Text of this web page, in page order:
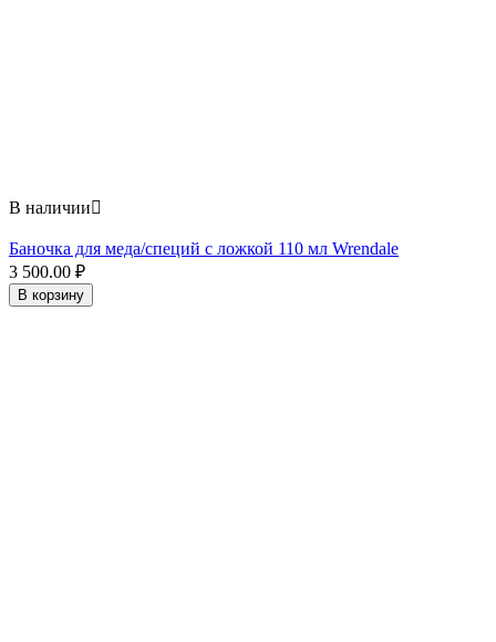
В наличии
Баночка для меда/специй с ложкой 110 мл Wrendale
3 500.00 ₽
В корзину